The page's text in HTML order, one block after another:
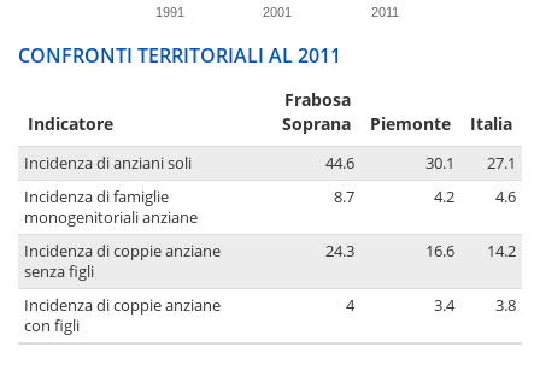
1991 2001 2011
CONFRONTI TERRITORIALI AL 2011
Indicatore
Frabosa
Soprana
Piemonte Italia
Incidenza di anziani soli 44.6 30.1
27.1
Incidenza di famiglie
monogenitoriali anziane
8.7 4.2 4.6
Incidenza di coppie anziane
senza figli
24.3 16.6 14.2
Incidenza di coppie anziane
con figli
4 3.4 3.8